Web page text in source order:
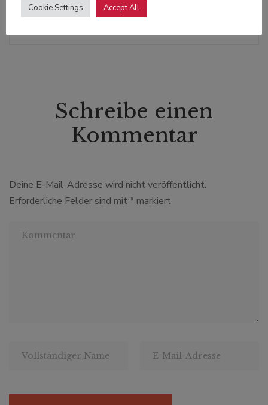
Schreibe einen
Kommentar
Deine E-Mail-Adresse wird nicht veröffentlicht.
Erforderliche Felder sind mit * markiert
Cookie Settings Accept All